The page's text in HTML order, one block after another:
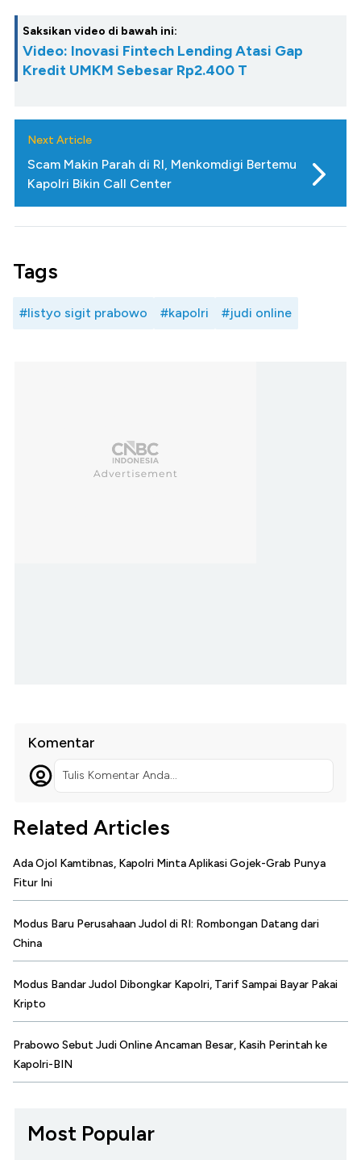
Saksikan video di bawah ini:
Video: Inovasi Fintech Lending Atasi Gap
Kredit UMKM Sebesar Rp2.400 T
Next Article
Scam Makin Parah di RI, Menkomdigi Bertemu
Kapolri Bikin Call Center
Tags
#listyo sigit prabowo #kapolri #judi online
Komentar
Tulis Komentar Anda...
Related Articles
Ada Ojol Kamtibnas, Kapolri Minta Aplikasi Gojek-Grab Punya
Fitur Ini
Modus Baru Perusahaan Judol di RI: Rombongan Datang dari
China
Modus Bandar Judol Dibongkar Kapolri, Tarif Sampai Bayar Pakai
Kripto
Prabowo Sebut Judi Online Ancaman Besar, Kasih Perintah ke
Kapolri-BIN
Most Popular